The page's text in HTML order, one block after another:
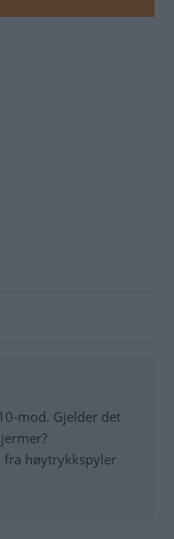
mod. Gjelder det
fra høytrykkspyler